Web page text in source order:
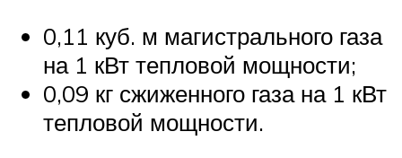
0,11 куб. м магистрального газа
на 1 кВт тепловой мощности;
0,09 кг сжиженного газа на 1 кВт
тепловой мощности.